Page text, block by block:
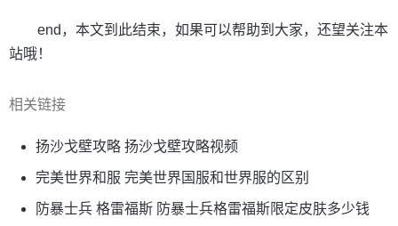
end，本文到此结束，如果可以帮助到大家，还望关注本
站哦！
相关链接
扬沙戈壁攻略 扬沙戈壁攻略视频
完美世界和服 完美世界国服和世界服的区别
防暴士兵 格雷福斯 防暴士兵格雷福斯限定皮肤多少钱